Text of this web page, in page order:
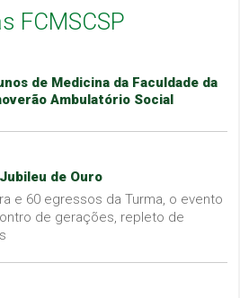
FCMSCSP
de Medicina da Faculdade da
Ambulatório Social
de Ouro
e 60 egressos da Turma, o evento
de gerações, repleto de